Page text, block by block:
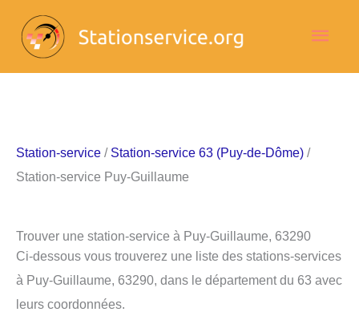
contenu
Station-service / Station-service 63 (Puy-de-Dôme) /
Station-service Puy-Guillaume
Trouver une station-service à Puy-Guillaume, 63290
Ci-dessous vous trouverez une liste des stations-services
à Puy-Guillaume, 63290, dans le département du 63 avec
leurs coordonnées.